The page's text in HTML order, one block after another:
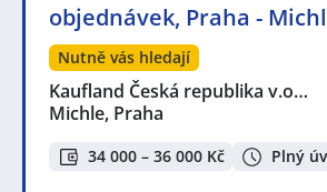
objednávek, Praha -
Nutně vás hledají
Kaufland Česká republika v.o…
Michle, Praha
34 000 – 36 000 Kč Plný